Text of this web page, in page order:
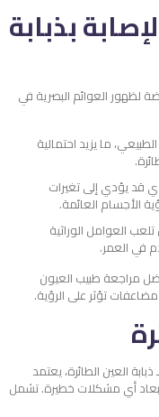
بذبابة
لظهور العوائم البصرية في
ما يزيد احتمالية
قد يؤدي إلى تغيرات
الأجسام العائمة.
العوامل الوراثية
في العمر.
مراجعة طبيب العيون
تؤثر على الرؤية.
العين الطائرة، يعتمد
أي مشكلات خطيرة. تشمل